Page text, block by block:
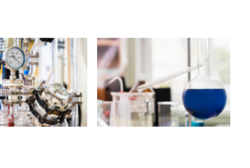
Aparelhos de Vidro para
Aparelhos de Vidro para
Aparelhos de Vidro
Aparelhos de Vidro
Aparelhos de Vidro para